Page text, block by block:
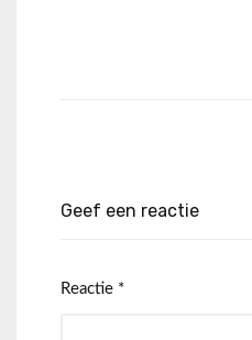
Geef een reactie
Reactie *